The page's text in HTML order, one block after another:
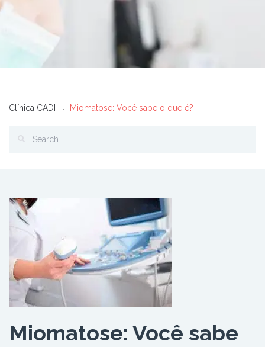
Clínica CADI Miomatose: Você sabe o que é?
Miomatose: Você sabe